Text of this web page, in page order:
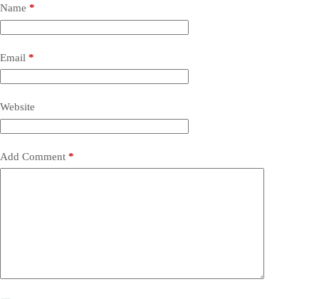
Name *
Email *
Website
Add Comment *